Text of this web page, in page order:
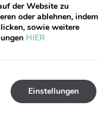
303
der Website zu
oder ablehnen, indem
sowie weitere
HIER
Einstellungen